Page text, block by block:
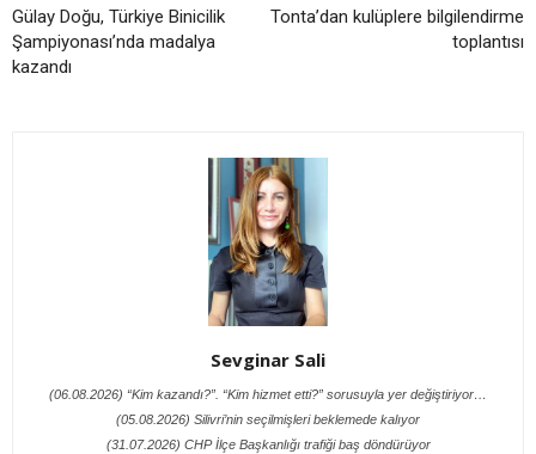
Gülay Doğu, Türkiye Binicilik
Şampiyonası’nda madalya
kazandı
Tonta’dan kulüplere bilgilendirme
toplantısı
Sevginar Sali
(06.08.2026) “Kim kazandı?”. “Kim hizmet etti?” sorusuyla yer değiştiriyor…
(05.08.2026) Silivri’nin seçilmişleri beklemede kalıyor
(31.07.2026) CHP İlçe Başkanlığı trafiği baş döndürüyor